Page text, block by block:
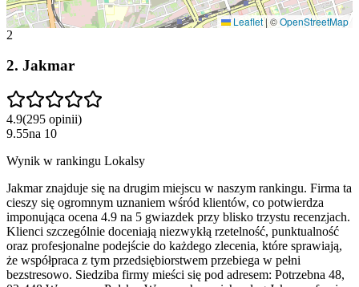
Leaflet|©OpenStreetMap
2
2. Jakmar
4.9(295 opinii)
9.55na 10
Wynik w rankingu Lokalsy
Jakmar znajduje się na drugim miejscu w naszym rankingu. Firma ta
cieszy się ogromnym uznaniem wśród klientów, co potwierdza
imponująca ocena 4.9 na 5 gwiazdek przy blisko trzystu recenzjach.
Klienci szczególnie doceniają niezwykłą rzetelność, punktualność
oraz profesjonalne podejście do każdego zlecenia, które sprawiają,
że współpraca z tym przedsiębiorstwem przebiega w pełni
bezstresowo. Siedziba firmy mieści się pod adresem: Potrzebna 48,